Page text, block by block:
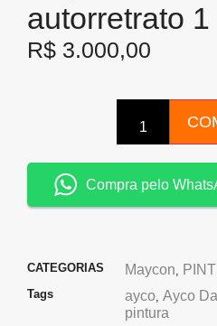
autorretrato 1
R$ 3.000,00
Compra pelo
CATEGORIAS Maycon,
Tags ayco, Ayco
pintura